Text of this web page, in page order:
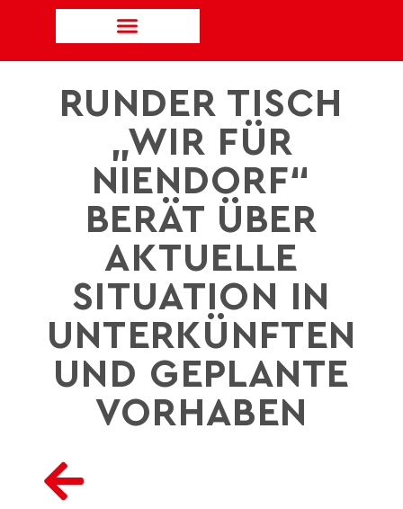
RUNDER TISCH
„WIR FÜR
NIENDORF“
BERÄT ÜBER
AKTUELLE
SITUATION IN
UNTERKÜNFTEN
UND GEPLANTE
VORHABEN